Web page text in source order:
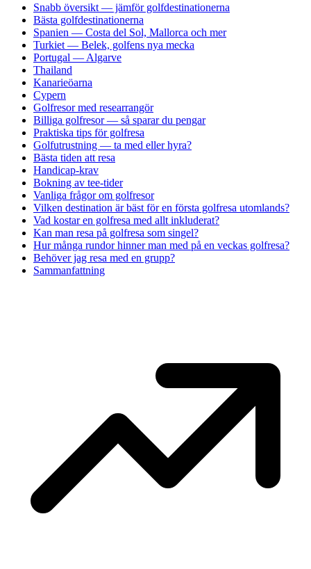
Snabb översikt — jämför golfdestinationerna
Bästa golfdestinationerna
Spanien — Costa del Sol, Mallorca och mer
Turkiet — Belek, golfens nya mecka
Portugal — Algarve
Thailand
Kanarieöarna
Cypern
Golfresor med researrangör
Billiga golfresor — så sparar du pengar
Praktiska tips för golfresa
Golfutrustning — ta med eller hyra?
Bästa tiden att resa
Handicap-krav
Bokning av tee-tider
Vanliga frågor om golfresor
Vilken destination är bäst för en första golfresa utomlands?
Vad kostar en golfresa med allt inkluderat?
Kan man resa på golfresa som singel?
Hur många rundor hinner man med på en veckas golfresa?
Behöver jag resa med en grupp?
Sammanfattning